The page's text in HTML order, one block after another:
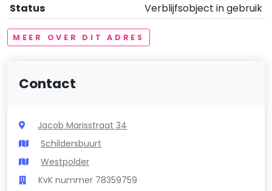
Status Verblijfsobject in gebruik
MEER OVER DIT ADRES
Contact
Jacob Marisstraat 34
Schildersbuurt
Westpolder
KvK nummer 78359759